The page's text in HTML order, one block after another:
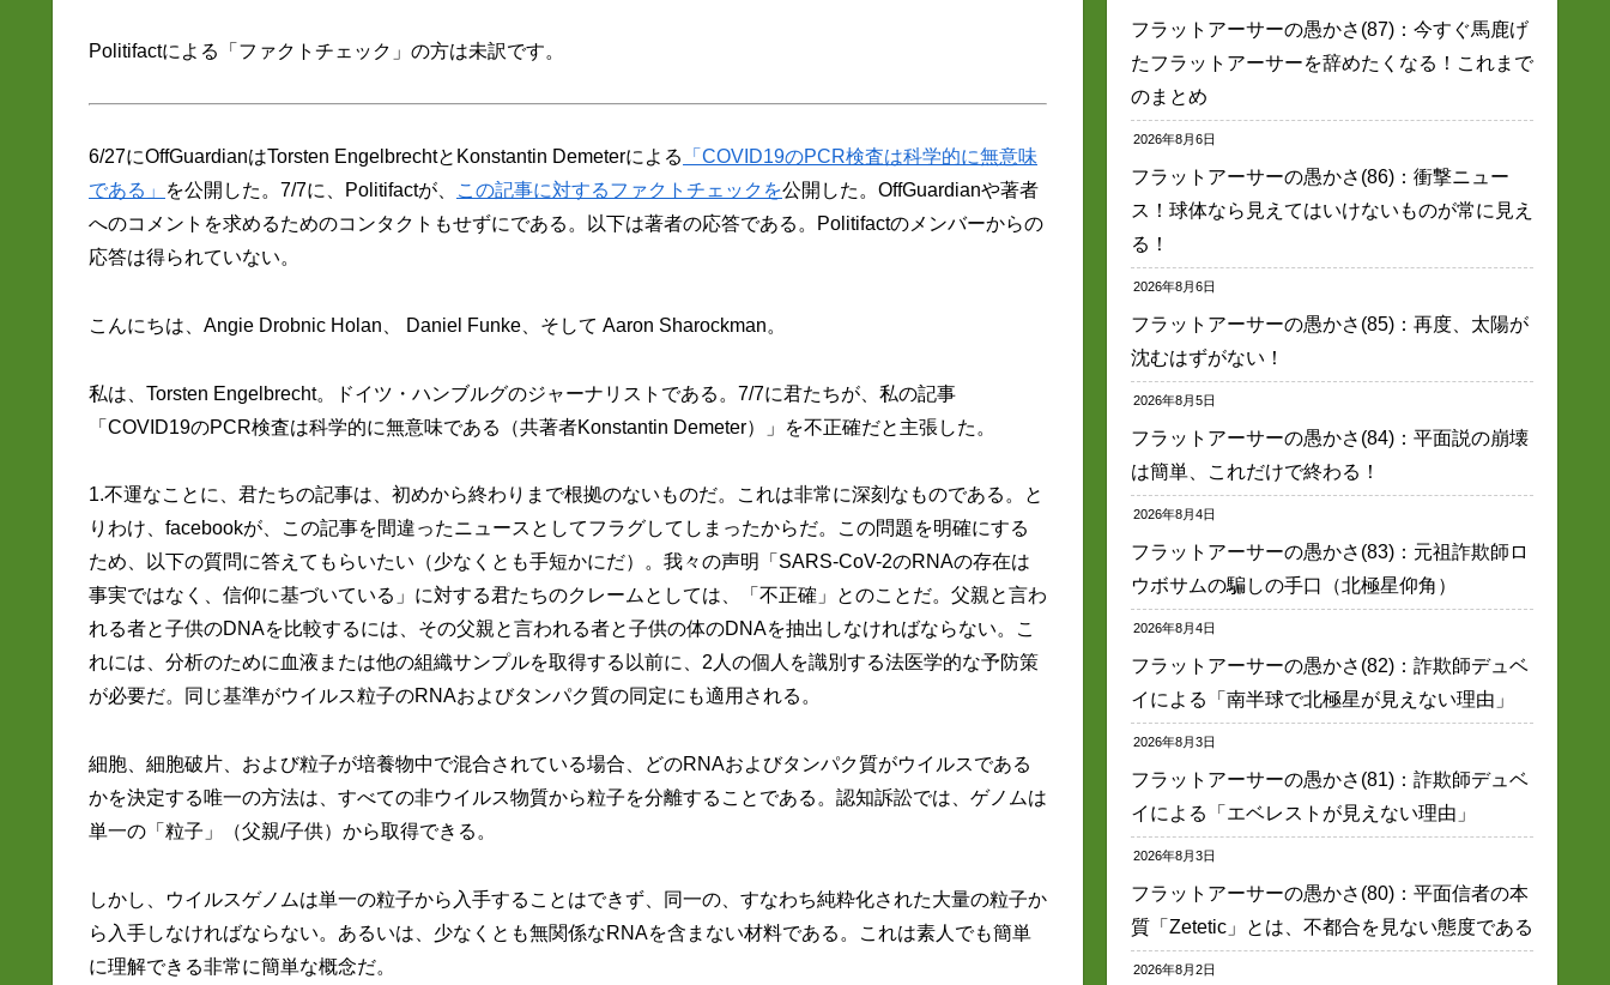
Politifactによる「ファクトチェック」の方は未訳です。
6/27にOffGuardianはTorsten EngelbrechtとKonstantin Demeterによる
「COVID19のPCR検査は科学的に無意味
である」
を公開した。7/7に、Politifactが、 この記事に対するファクトチェックを公開した。OffGuardianや著者
へのコメントを求めるためのコンタクトもせずにである。以下は著者の応答である。Politifactのメンバーからの
応答は得られていない。
こんにちは、Angie Drobnic Holan、 Daniel Funke、そして Aaron Sharockman。
私は、Torsten Engelbrecht。ドイツ・ハンブルグのジャーナリストである。7/7に君たちが、私の記事
「COVID19のPCR検査は科学的に無意味である（共著者Konstantin Demeter）」を不正確だと主張した。
1.不運なことに、君たちの記事は、初めから終わりまで根拠のないものだ。これは非常に深刻なものである。と
りわけ、facebookが、この記事を間違ったニュースとしてフラグしてしまったからだ。この問題を明確にする
ため、以下の質問に答えてもらいたい（少なくとも手短かにだ）。我々の声明「SARS-CoV-2のRNAの存在は
事実ではなく、信仰に基づいている」に対する君たちのクレームとしては、「不正確」とのことだ。父親と言わ
れる者と子供のDNAを比較するには、その父親と言われる者と子供の体のDNAを抽出しなければならない。こ
れには、分析のために血液または他の組織サンプルを取得する以前に、2人の個人を識別する法医学的な予防策
が必要だ。同じ基準がウイルス粒子のRNAおよびタンパク質の同定にも適用される。
細胞、細胞破片、および粒子が培養物中で混合されている場合、どのRNAおよびタンパク質がウイルスである
かを決定する唯一の方法は、すべての非ウイルス物質から粒子を分離することである。認知訴訟では、ゲノムは
単一の「粒子」（父親/子供）から取得できる。
しかし、ウイルスゲノムは単一の粒子から入手することはできず、同一の、すなわち純粋化された大量の粒子か
ら入手しなければならない。あるいは、少なくとも無関係なRNAを含まない材料である。これは素人でも簡単
に理解できる非常に簡単な概念だ。
フラットアーサーの愚かさ(87)：今すぐ馬鹿げ
たフラットアーサーを辞めたくなる！これまで
のまとめ
2026年8月6日
フラットアーサーの愚かさ(86)：衝撃ニュー
ス！球体なら見えてはいけないものが常に見え
る！
2026年8月6日
フラットアーサーの愚かさ(85)：再度、太陽が
沈むはずがない！
2026年8月5日
フラットアーサーの愚かさ(84)：平面説の崩壊
は簡単、これだけで終わる！
2026年8月4日
フラットアーサーの愚かさ(83)：元祖詐欺師ロ
ウボサムの騙しの手口（北極星仰角）
2026年8月4日
フラットアーサーの愚かさ(82)：詐欺師デュベ
イによる「南半球で北極星が見えない理由」
2026年8月3日
フラットアーサーの愚かさ(81)：詐欺師デュベ
イによる「エベレストが見えない理由」
2026年8月3日
フラットアーサーの愚かさ(80)：平面信者の本
質「Zetetic」とは、不都合を見ない態度である
2026年8月2日